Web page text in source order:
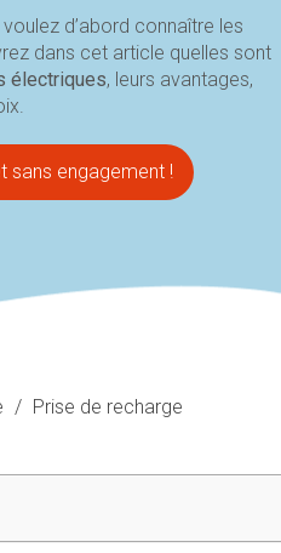
d’abord connaître les
dans cet article quelles sont
électriques, leurs avantages,
sans engagement !
/ Prise de recharge